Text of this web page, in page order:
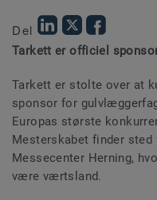
Del
Tarkett er officiel
Tarkett er stolte over at
sponsor for
Europas største
Mesterskabet finder sted
Messecenter Herning,
være værtsland.